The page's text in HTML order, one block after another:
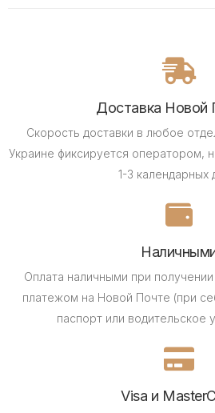
Доставка Новой
Скорость доставки в любое
Украине фиксируется оператором,
1-3 календарных
Оплата наличными при получении
платежом на Новой Почте (при
паспорт или водительское
Visa и